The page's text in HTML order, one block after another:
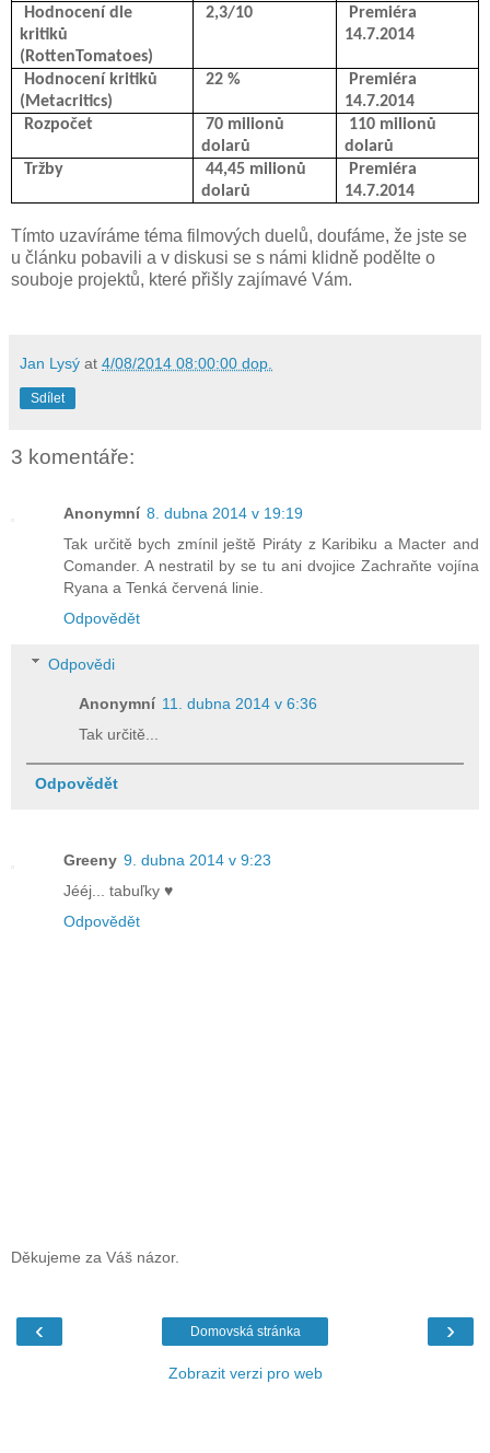
Hodnocení dle
kritiků
(RottenTomatoes)
2,3/10
Premiéra
14.7.2014
Hodnocení kritiků
(Metacritics)
22 %
Premiéra
14.7.2014
Rozpočet
70 milionů
dolarů
110 milionů
dolarů
Tržby
44,45 milionů
dolarů
Premiéra
14.7.2014
Tímto uzavíráme téma filmových duelů, doufáme, že jste se
u článku pobavili a v diskusi se s námi klidně podělte o
souboje projektů, které přišly zajímavé Vám.
Jan Lysý at 4/08/2014 08:00:00 dop.
Sdílet
3 komentáře:
Anonymní 8. dubna 2014 v 19:19
Tak určitě bych zmínil ještě Piráty z Karibiku a Macter and
Comander. A nestratil by se tu ani dvojice Zachraňte vojína
Ryana a Tenká červená linie.
Odpovědět
Odpovědi
Anonymní 11. dubna 2014 v 6:36
Tak určitě...
Odpovědět
Greeny 9. dubna 2014 v 9:23
Jééj... tabuľky ♥
Odpovědět
Děkujeme za Váš názor.
‹ ›
Domovská stránka
Zobrazit verzi pro web